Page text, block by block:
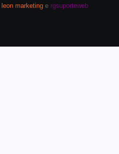
leon marketing e rgsuporteweb